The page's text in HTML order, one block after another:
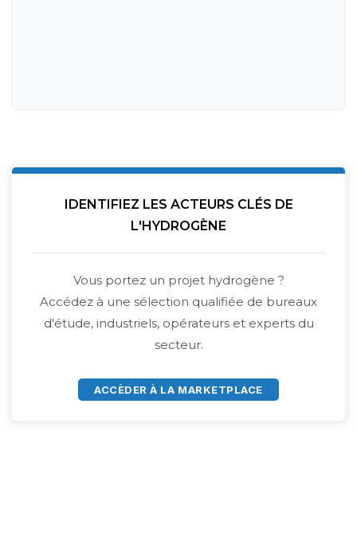
IDENTIFIEZ LES ACTEURS CLÉS DE
L'HYDROGÈNE
Vous portez un projet hydrogène ?
Accédez à une sélection qualifiée de bureaux
d'étude, industriels, opérateurs et experts du
secteur.
ACCÈDER À LA MARKETPLACE